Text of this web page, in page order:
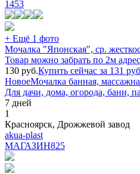
1453
+ Ещё 1 фото
Мочалка "Японская", ср.
Товар можно забрать по 2м
130 руб.Купить сейчас за 131
НовоеМочалка банная,
Для дачи, дома, огорода, бани,
7 дней
1
Красноярск, Дрожжевой завод
akua-plast
МАГАЗИН825